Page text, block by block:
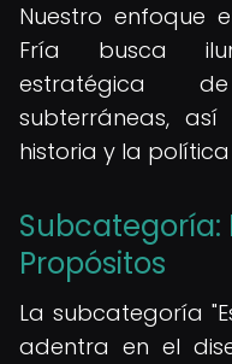
Nuestro enfoque
Fría busca
estratégica
subterráneas,
historia y la
Subcategoría:
Propósitos
La subcategoría
adentra en el